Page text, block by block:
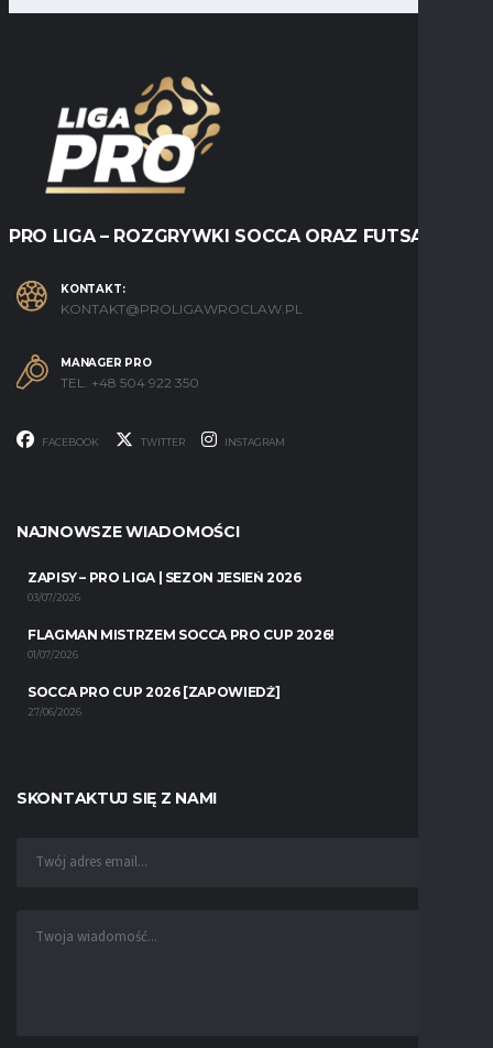
PRO LIGA – ROZGRYWKI SOCCA ORAZ FUTSALU
KONTAKT:
KONTAKT@PROLIGAWROCLAW.PL
MANAGER PRO
TEL. +48 504 922 350
FACEBOOK TWITTER INSTAGRAM
NAJNOWSZE WIADOMOŚCI
ZAPISY – PRO LIGA | SEZON JESIEŃ 2026
03/07/2026
FLAGMAN MISTRZEM SOCCA PRO CUP 2026!
01/07/2026
SOCCA PRO CUP 2026 [ZAPOWIEDŹ]
27/06/2026
SKONTAKTUJ SIĘ Z NAMI